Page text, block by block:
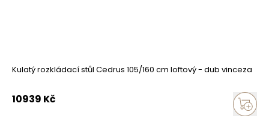
Kulatý rozkládací stůl Cedrus 105/160 cm loftový - dub vinceza
10939 Kč